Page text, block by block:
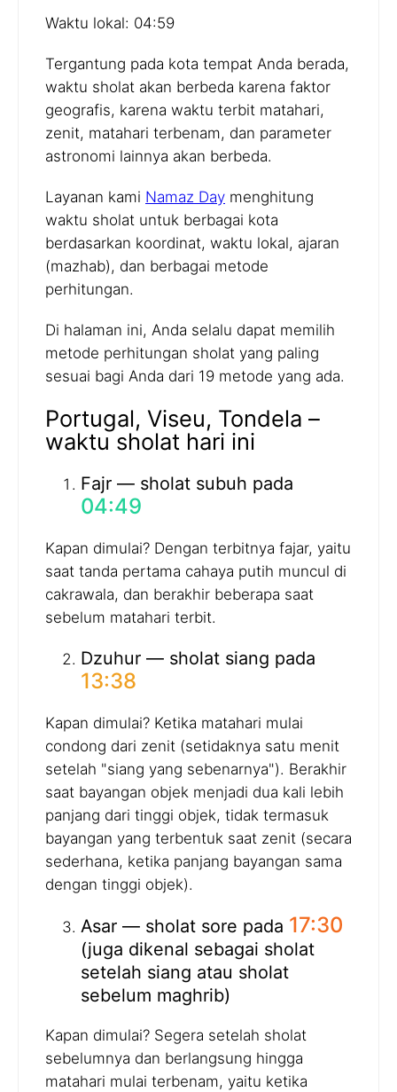
Waktu lokal: 04:59
Tergantung pada kota tempat Anda berada,
waktu sholat akan berbeda karena faktor
geografis, karena waktu terbit matahari,
zenit, matahari terbenam, dan parameter
astronomi lainnya akan berbeda.
Layanan kami Namaz Day menghitung
waktu sholat untuk berbagai kota
berdasarkan koordinat, waktu lokal, ajaran
(mazhab), dan berbagai metode
perhitungan.
Di halaman ini, Anda selalu dapat memilih
metode perhitungan sholat yang paling
sesuai bagi Anda dari 19 metode yang ada.
Portugal, Viseu, Tondela –
waktu sholat hari ini
Fajr — sholat subuh pada
04:49
Kapan dimulai? Dengan terbitnya fajar, yaitu
saat tanda pertama cahaya putih muncul di
cakrawala, dan berakhir beberapa saat
sebelum matahari terbit.
Dzuhur — sholat siang pada
13:38
Kapan dimulai? Ketika matahari mulai
condong dari zenit (setidaknya satu menit
setelah "siang yang sebenarnya"). Berakhir
saat bayangan objek menjadi dua kali lebih
panjang dari tinggi objek, tidak termasuk
bayangan yang terbentuk saat zenit (secara
sederhana, ketika panjang bayangan sama
dengan tinggi objek).
Asar — sholat sore pada 17:30
(juga dikenal sebagai sholat
setelah siang atau sholat
sebelum maghrib)
Kapan dimulai? Segera setelah sholat
sebelumnya dan berlangsung hingga
matahari mulai terbenam, yaitu ketika